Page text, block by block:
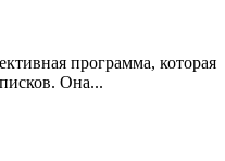
программа, которая
Она...